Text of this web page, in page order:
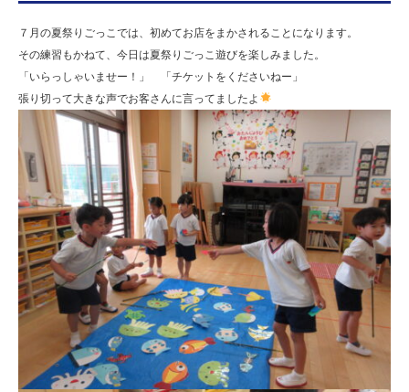
７月の夏祭りごっこでは、初めてお店をまかされることになります。
その練習もかねて、今日は夏祭りごっこ遊びを楽しみました。
「いらっしゃいませー！」 「チケットをくださいねー」
張り切って大きな声でお客さんに言ってましたよ